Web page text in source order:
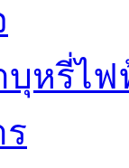
บุหรี่ไฟ